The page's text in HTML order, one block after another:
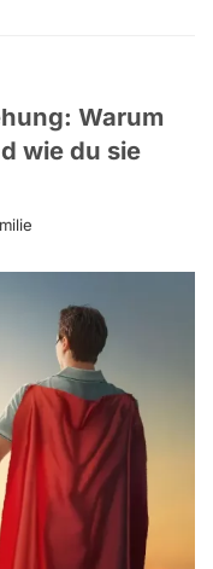
Warum
wie du sie